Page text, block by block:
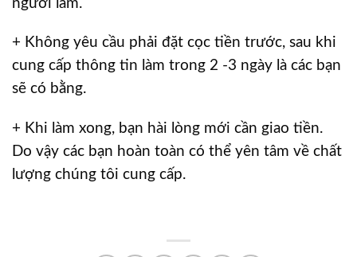
người làm.
+ Không yêu cầu phải đặt cọc tiền trước, sau khi
cung cấp thông tin làm trong 2 -3 ngày là các bạn
sẽ có bằng.
+ Khi làm xong, bạn hài lòng mới cần giao tiền.
Do vậy các bạn hoàn toàn có thể yên tâm về chất
lượng chúng tôi cung cấp. ​